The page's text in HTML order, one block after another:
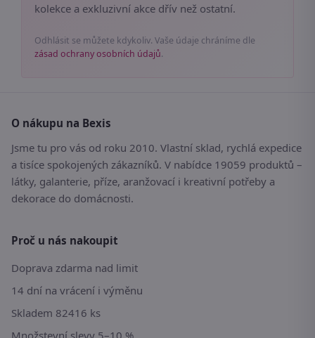
kolekce a exkluzivní akce dřív než ostatní.
Odhlásit se můžete kdykoliv. Vaše údaje chráníme dle
zásad ochrany osobních údajů.
O nákupu na Bexis
Jsme tu pro vás od roku 2010. Vlastní sklad, rychlá expedice
a tisíce spokojených zákazníků. V nabídce 19059 produktů –
látky, galanterie, příze, aranžovací i kreativní potřeby a
dekorace do domácnosti.
Proč u nás nakoupit
Doprava zdarma nad limit
14 dní na vrácení i výměnu
Skladem 82416 ks